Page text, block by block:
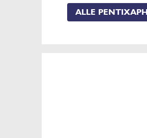
ALLE